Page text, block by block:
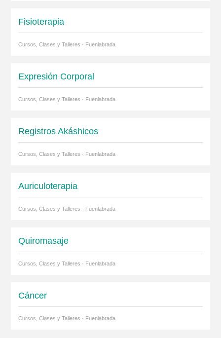
Fisioterapia
Cursos, Clases y Talleres · Fuenlabrada
Expresión Corporal
Cursos, Clases y Talleres · Fuenlabrada
Registros Akáshicos
Cursos, Clases y Talleres · Fuenlabrada
Auriculoterapia
Cursos, Clases y Talleres · Fuenlabrada
Quiromasaje
Cursos, Clases y Talleres · Fuenlabrada
Cáncer
Cursos, Clases y Talleres · Fuenlabrada